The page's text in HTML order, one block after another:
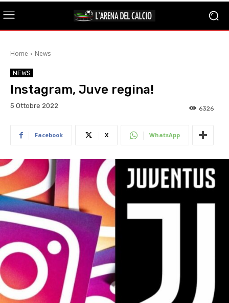
Home News
NEWS
Instagram, Juve regina!
5 Ottobre 2022 6326
Facebook X WhatsApp